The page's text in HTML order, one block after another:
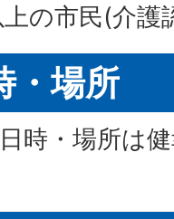
の市民(介護
・場所
時・場所は